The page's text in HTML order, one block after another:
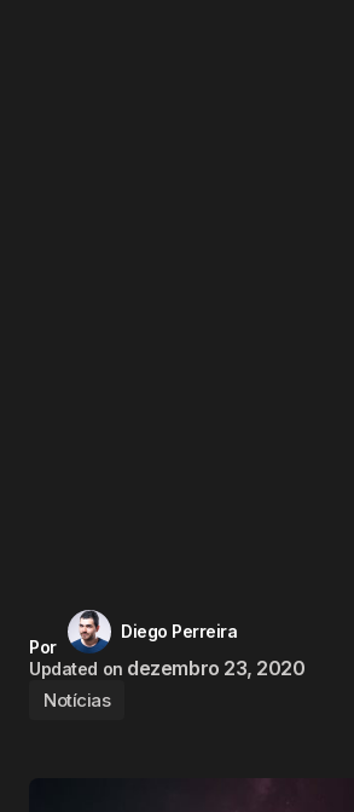
Por
Diego Perreira
Updated on dezembro 23, 2020
Notícias